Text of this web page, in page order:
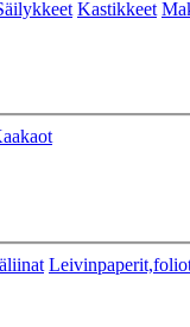
Kastikkeet